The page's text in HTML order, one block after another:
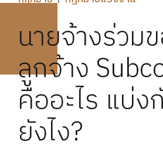
นายจ้างร่วม
ลูกจ้าง
คืออะไร แบ่
ยังไง?